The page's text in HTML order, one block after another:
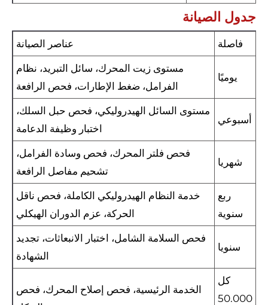
جدول الصيانة
فاصلة عناصر الصيانة
يوميًا
مستوى زيت المحرك، سائل التبريد، نظام
الفرامل، ضغط الإطارات، فحص الرافعة
أسبوعي
مستوى السائل الهيدروليكي، فحص حبل السلك،
اختبار وظيفة الدعامة
شهريا
فحص فلتر المحرك، فحص وسادة الفرامل،
تشحيم مفاصل الرافعة
ربع
سنوية
خدمة النظام الهيدروليكي الكاملة، فحص ناقل
الحركة، عزم الدوران الهيكلي
سنويا
فحص السلامة الشامل، اختبار الانبعاثات، تجديد
الشهادة
كل
50.000
الخدمة الرئيسية، فحص إصلاح المحرك، فحص